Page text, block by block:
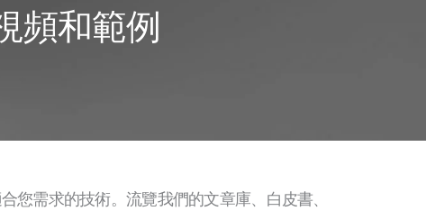
頻和範例
您需求的技術。流覽我們的文章庫、白皮書、